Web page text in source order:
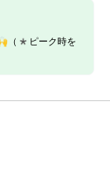
（*ピーク時を